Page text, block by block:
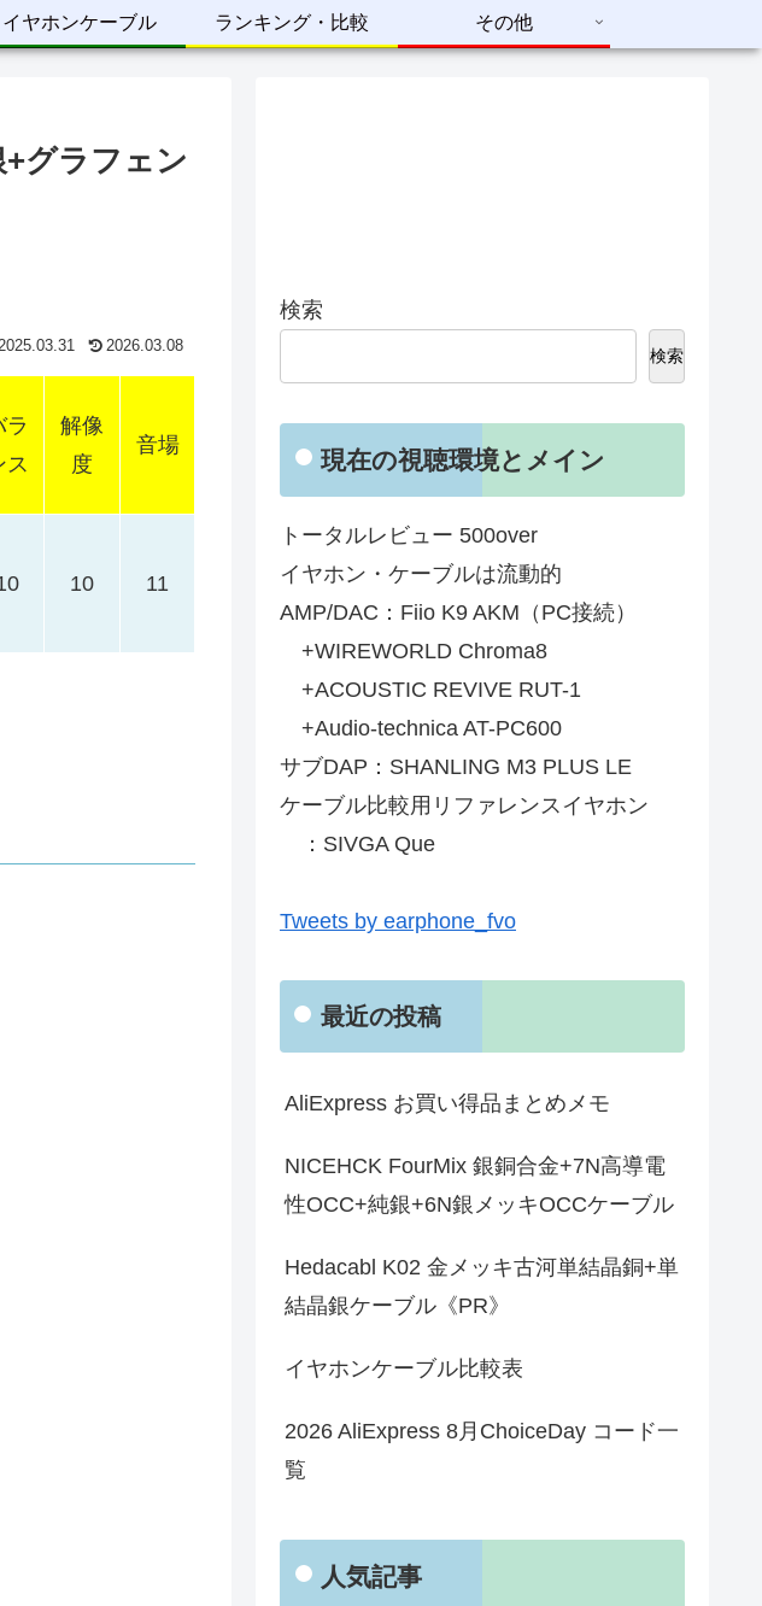
イヤホンケーブル ランキング・比較 その他
グラフェン
2026.03.08
ラ
ス
解像
度
音場
10 11
検索
検索
現在の視聴環境とメイン
トータルレビュー 500over
イヤホン・ケーブルは流動的
AMP/DAC：Fiio K9 AKM（PC接続）
+WIREWORLD Chroma8
+ACOUSTIC REVIVE RUT-1
+Audio-technica AT-PC600
サブDAP：SHANLING M3 PLUS LE
ケーブル比較用リファレンスイヤホン
：SIVGA Que
Tweets by earphone_fvo
最近の投稿
AliExpress お買い得品まとめメモ
NICEHCK FourMix 銀銅合金+7N高導電
性OCC+純銀+6N銀メッキOCCケーブル
Hedacabl K02 金メッキ古河単結晶銅+単
結晶銀ケーブル《PR》
イヤホンケーブル比較表
2026 AliExpress 8月ChoiceDay コード一
覧
人気記事